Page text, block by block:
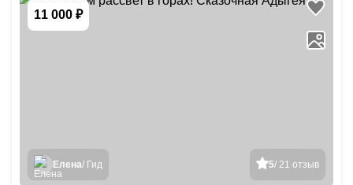
11 000 ₽
5/ 21 отзыв
Елена/ Гид